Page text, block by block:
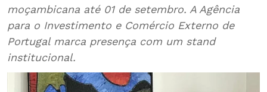
moçambicana até 01 de setembro. A Agência
para o Investimento e Comércio Externo de
Portugal marca presença com um stand
institucional.